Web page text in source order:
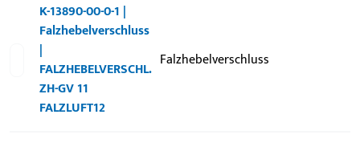
K-13890-00-0-1 |
Falzhebelverschluss
|
FALZHEBELVERSCHL.
ZH-GV 11
FALZLUFT12
Falzhebelverschluss